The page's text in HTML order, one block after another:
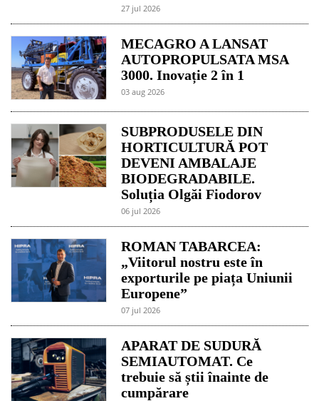
27 jul 2026
MECAGRO A LANSAT
AUTOPROPULSATA MSA
3000. Inovație 2 în 1
03 aug 2026
SUBPRODUSELE DIN
HORTICULTURĂ POT
DEVENI AMBALAJE
BIODEGRADABILE.
Soluția Olgăi Fiodorov
06 jul 2026
ROMAN TABARCEA:
„Viitorul nostru este în
exporturile pe piața Uniunii
Europene”
07 jul 2026
APARAT DE SUDURĂ
SEMIAUTOMAT. Ce
trebuie să știi înainte de
cumpărare